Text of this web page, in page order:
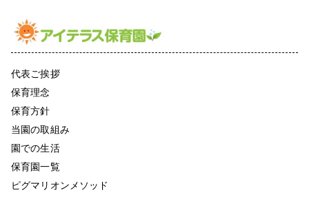
代表ご挨拶
保育理念
保育方針
当園の取組み
園での生活
保育園一覧
ピグマリオンメソッド